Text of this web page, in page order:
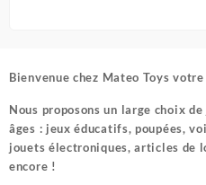
Bienvenue chez Mateo Toys
Nous proposons un large choix
âges : jeux éducatifs, poupées,
jouets électroniques, articles de
encore !